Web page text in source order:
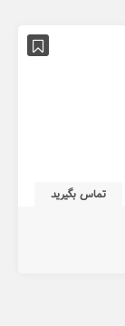
تماس بگیرید